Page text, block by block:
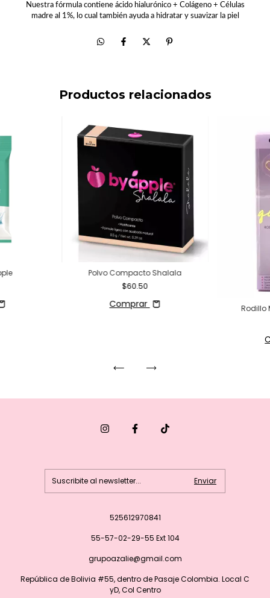
Nuestra fórmula contiene ácido hialurónico + Colágeno + Células
madre al 1%, lo cual también ayuda a hidratar y suavizar la piel
Productos relacionados
Polvo Compacto Shalala
$60.50
Comprar Rodillo
525612970841
55-57-02-29-55 Ext 104
grupoazalie@gmail.com
República de Bolivia #55, dentro de Pasaje Colombia. Local C
yD, Col Centro